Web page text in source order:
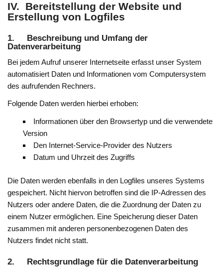
IV. Bereitstellung der Website und
Erstellung von Logfiles
1. Beschreibung und Umfang der
Datenverarbeitung
Bei jedem Aufruf unserer Internetseite erfasst unser System
automatisiert Daten und Informationen vom Computersystem
des aufrufenden Rechners.
Folgende Daten werden hierbei erhoben:
Informationen über den Browsertyp und die verwendete
Version
Den Internet-Service-Provider des Nutzers
Datum und Uhrzeit des Zugriffs
Die Daten werden ebenfalls in den Logfiles unseres Systems
gespeichert. Nicht hiervon betroffen sind die IP-Adressen des
Nutzers oder andere Daten, die die Zuordnung der Daten zu
einem Nutzer ermöglichen. Eine Speicherung dieser Daten
zusammen mit anderen personenbezogenen Daten des
Nutzers findet nicht statt.
2. Rechtsgrundlage für die Datenverarbeitung